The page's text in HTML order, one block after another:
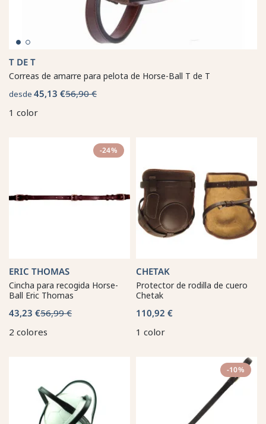
T DE T
Correas de amarre para pelota de Horse-Ball T de T
desde 45,13 €56,90 €
1 color
-24%
ERIC THOMAS
Cincha para recogida Horse-
Ball Eric Thomas
43,23 €56,99 €
2 colores
CHETAK
Protector de rodilla de cuero
Chetak
110,92 €
1 color
-10%